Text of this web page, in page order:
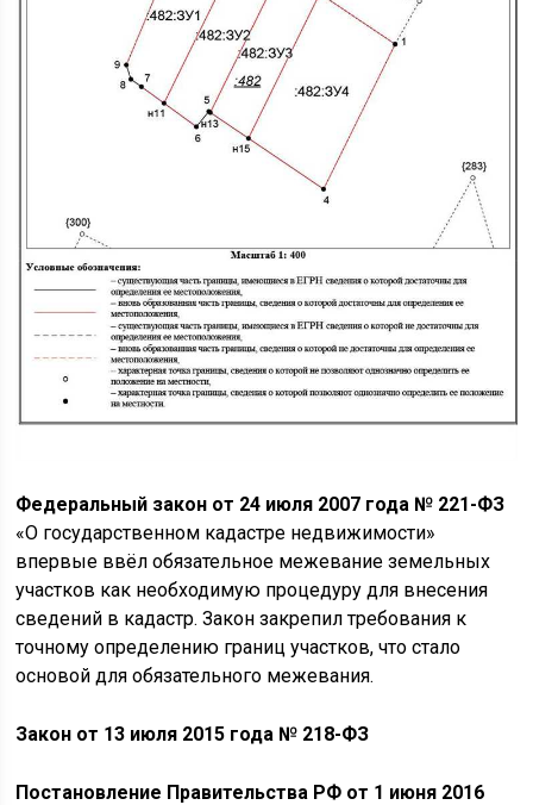
Федеральный закон от 24 июля 2007 года № 221-ФЗ
«О государственном кадастре недвижимости»
впервые ввёл обязательное межевание земельных
участков как необходимую процедуру для внесения
сведений в кадастр. Закон закрепил требования к
точному определению границ участков, что стало
основой для обязательного межевания.
Закон от 13 июля 2015 года № 218-ФЗ
Постановление Правительства РФ от 1 июня 2016